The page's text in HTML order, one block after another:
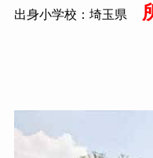
出身小学校：埼玉県